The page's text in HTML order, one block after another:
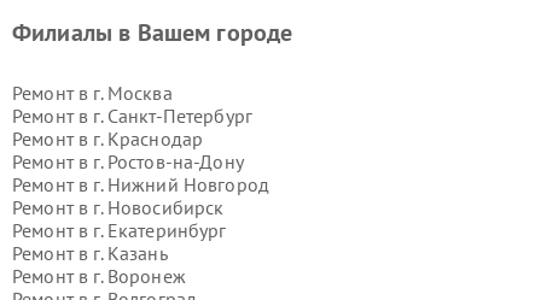
Филиалы в Вашем городе
Ремонт в г. Москва
Ремонт в г. Санкт-Петербург
Ремонт в г. Краснодар
Ремонт в г. Ростов-на-Дону
Ремонт в г. Нижний Новгород
Ремонт в г. Новосибирск
Ремонт в г. Екатеринбург
Ремонт в г. Казань
Ремонт в г. Воронеж